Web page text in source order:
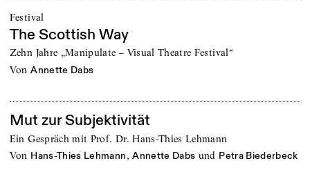
Festival
The Scottish Way
Zehn Jahre „Manipulate – Visual Theatre Festival“
von Annette Dabs
Mut zur Subjektivität
Ein Gespräch mit Prof. Dr. Hans-Thies Lehmann
von Hans-Thies Lehmann,Annette Dabs und Petra Biederbeck